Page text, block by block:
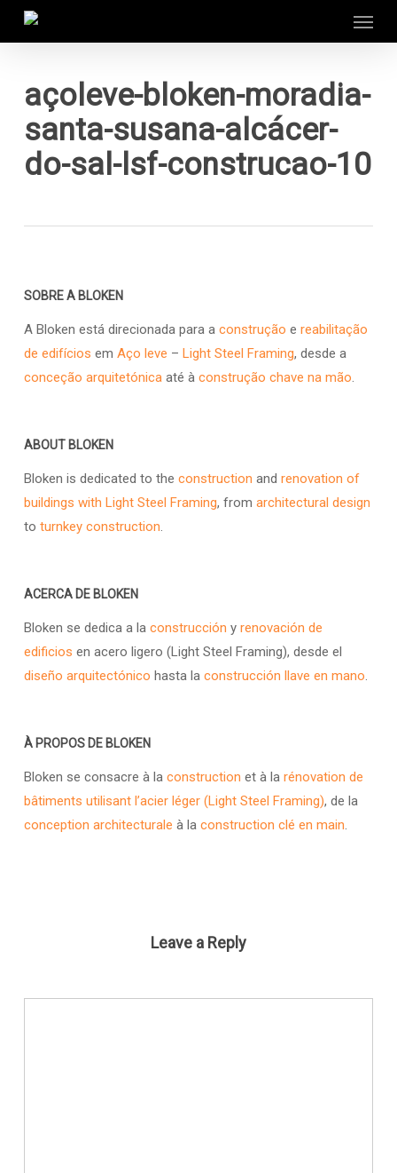
açoleve-bloken-moradia-
santa-susana-alcácer-
do-sal-lsf-construcao-10
SOBRE A BLOKEN
A Bloken está direcionada para a construção e reabilitação
de edifícios em Aço leve – Light Steel Framing, desde a
conceção arquitetónicaaté à construção chave na mão.
ABOUT BLOKEN
Bloken is dedicated to the construction and renovation of
buildings with Light Steel Framing, from architectural design
to turnkey construction.
ACERCA DE BLOKEN
Bloken se dedica a la construcción y renovación de
edificios en acero ligero (Light Steel Framing), desde el
diseño arquitectónico hasta la construcción llave en mano.
À PROPOS DE BLOKEN
Bloken se consacre à la construction et à la rénovation de
bâtiments utilisant l’acier léger (Light Steel Framing), de la
conception architecturale à la construction clé en main.
Leave a Reply